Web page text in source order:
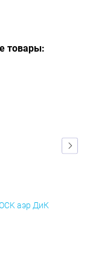
товары:
аэр ДиК